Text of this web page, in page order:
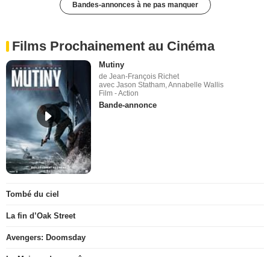
Bandes-annonces à ne pas manquer
Films Prochainement au Cinéma
Mutiny
de Jean-François Richet
avec Jason Statham, Annabelle Wallis
Film - Action
Bande-annonce
Tombé du ciel
La fin d’Oak Street
Avengers: Doomsday